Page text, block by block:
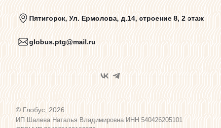
Политика конфиденциальности
Пользовательское соглашение
Программа лояльности
Пятигорск, Ул. Ермолова, д.14, строение 8, 2 этаж
globus.ptg@mail.ru
© Глобус, 2026
ИП Шалева Наталья Владимировна ИНН 540426205101